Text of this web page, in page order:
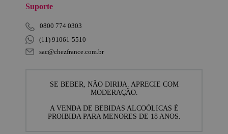
Suporte
0800 774 0303
(11) 91061-5510
sac@chezfrance.com.br
SE BEBER, NÃO DIRIJA. APRECIE COM
MODERAÇÃO.
A VENDA DE BEBIDAS ALCOÓLICAS É
PROIBIDA PARA MENORES DE 18 ANOS.